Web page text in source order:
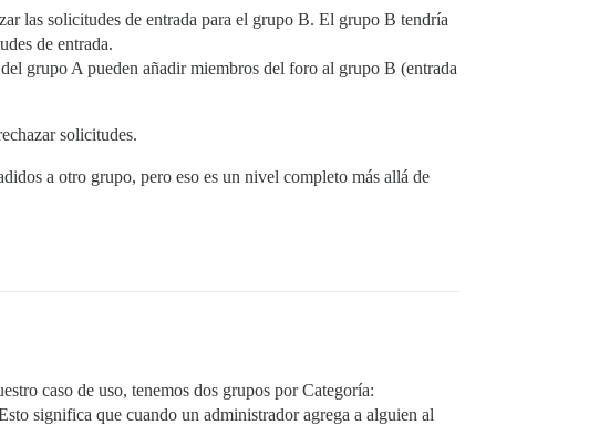
las solicitudes de entrada para el grupo B. El grupo B tendría
de entrada.
grupo A pueden añadir miembros del foro al grupo B (entrada
solicitudes.
a otro grupo, pero eso es un nivel completo más allá de
caso de uso, tenemos dos grupos por Categoría:
significa que cuando un administrador agrega a alguien al